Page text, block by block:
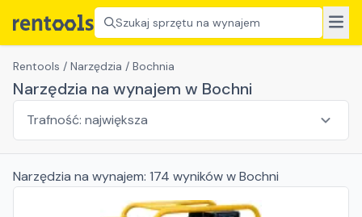
Szukaj sprzętu na wynajem
Rentools / Narzędzia / Bochnia
Narzędzia na wynajem w Bochni
Narzędzia na wynajem: 174 wynikóww Bochni